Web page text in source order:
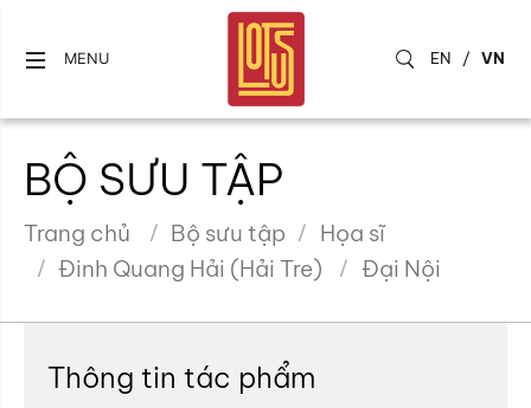
MENU EN / VN
BỘ SƯU TẬP
Trang chủ Bộ sưu tập
Họa sĩ
Đinh Quang Hải (Hải Tre)
Đại Nội
Thông tin tác phẩm